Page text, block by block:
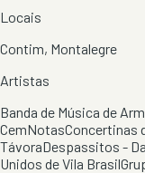
Locais
Contim, Montalegre
Artistas
Banda de Música de
CemNotasConcertinas
TávoraDespassitos -
Unidos de Vila Brasil